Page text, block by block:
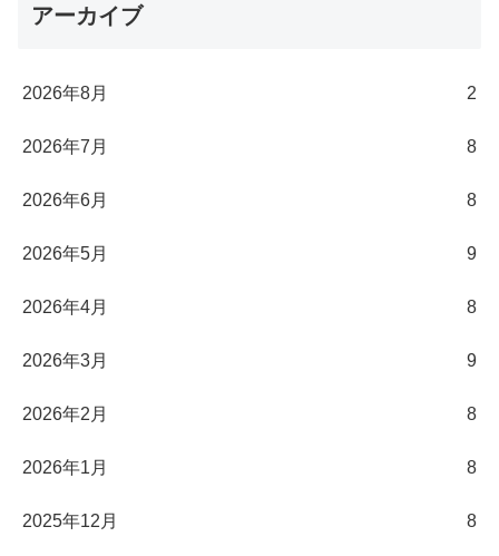
アーカイブ
2026年8月 2
2026年7月 8
2026年6月 8
2026年5月 9
2026年4月 8
2026年3月 9
2026年2月 8
2026年1月 8
2025年12月 8